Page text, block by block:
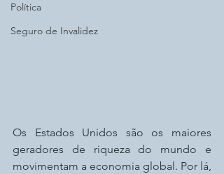
Política
Seguro de Invalidez
Os Estados Unidos são os maiores
geradores de riqueza do mundo e
movimentam a economia global. Por lá,